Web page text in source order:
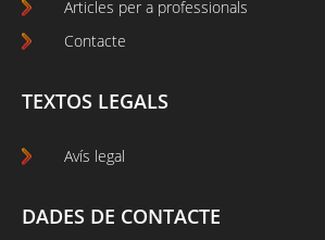
Articles per a professionals
Contacte
TEXTOS LEGALS
Avís legal
DADES DE CONTACTE